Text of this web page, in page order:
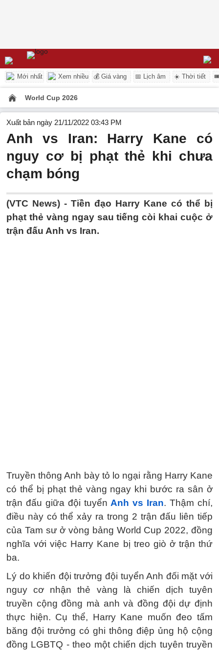
Mới nhất Xem nhiều 💰 Giá vàng 📅 Lịch âm ☀️ Thời tiết
World Cup 2026
Xuất bản ngày 21/11/2022 03:43 PM
Anh vs Iran: Harry Kane có
nguy cơ bị phạt thẻ khi chưa
chạm bóng
(VTC News) - Tiền đạo Harry Kane có thể bị
phạt thẻ vàng ngay sau tiếng còi khai cuộc ở
trận đấu Anh vs Iran.
Truyền thông Anh bày tỏ lo ngại rằng Harry Kane
có thể bị phạt thẻ vàng ngay khi bước ra sân ở
trận đấu giữa đội tuyển Anh vs Iran. Thậm chí,
điều này có thể xảy ra trong 2 trận đấu liên tiếp
của Tam sư ở vòng bảng World Cup 2022, đồng
nghĩa với việc Harry Kane bị treo giò ở trận thứ
ba.
Lý do khiến đội trưởng đội tuyển Anh đối mặt với
nguy cơ nhận thẻ vàng là chiến dịch tuyên
truyền cộng đồng mà anh và đồng đội dự định
thực hiện. Cụ thể, Harry Kane muốn đeo tấm
băng đội trưởng có ghi thông điệp ủng hộ cộng
đồng LGBTQ - theo một chiến dịch tuyên truyền